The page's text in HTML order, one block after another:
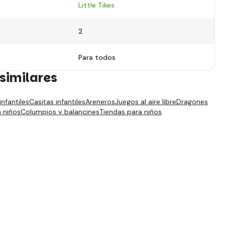
Little Tikes
2
Para todos
Casitas infantilesArenerosJuegos al aire libreDragones
niñosColumpios y balancinesTiendas para niños